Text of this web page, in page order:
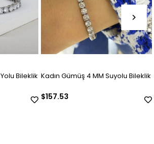
Kadın Gümüş 4 MM Suyolu Bileklik 925 Ayar